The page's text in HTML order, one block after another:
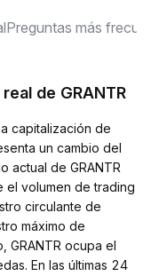
Preguntas más
de GRANTR
capitalización de
un cambio del
actual de GRANTR
volumen de trading
circulante de
máximo de
GRANTR ocupa el
En las últimas 24